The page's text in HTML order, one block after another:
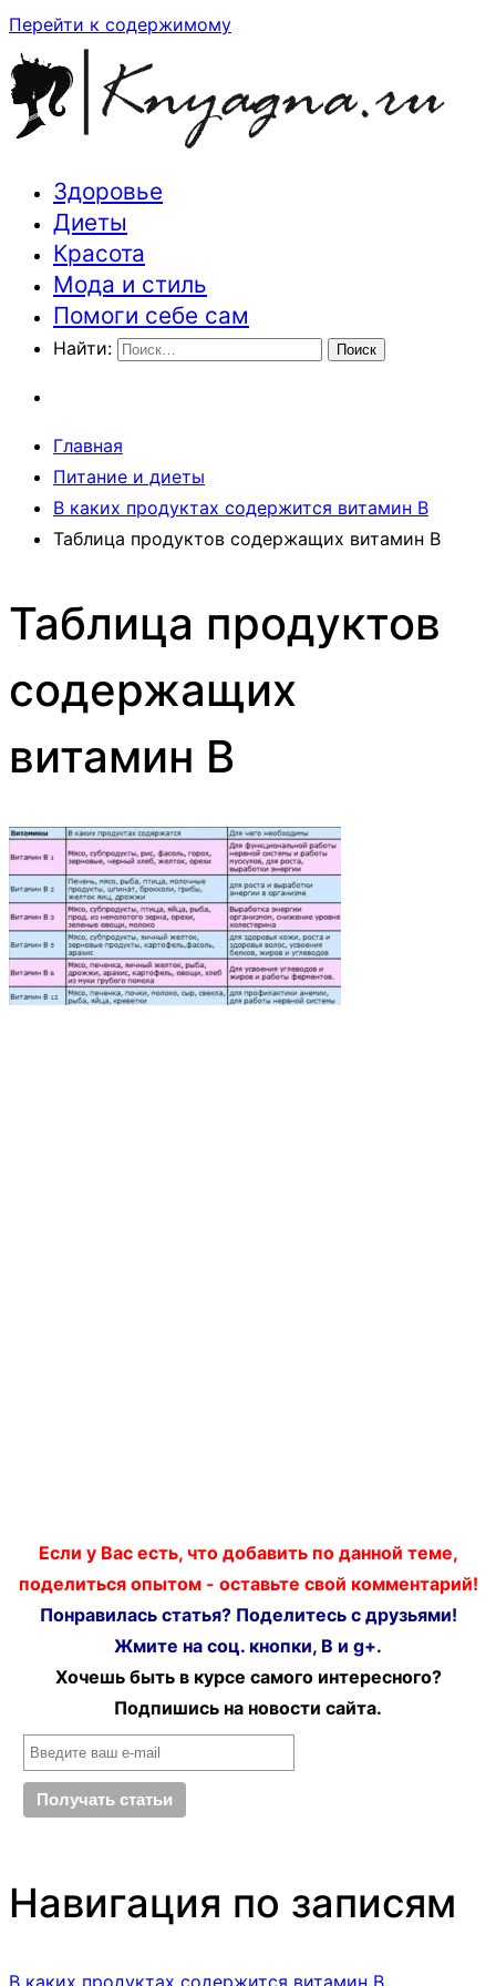
Перейти к содержимому
Траектория здоровья и красоты
Здоровье
Диеты
Красота
Мода и стиль
Помоги себе сам
Найти:
Главная
Питание и диеты
В каких продуктах содержится витамин В
Таблица продуктов содержащих витамин В
Таблица продуктов
содержащих
витамин В
Если у Вас есть, что добавить по данной теме,
поделиться опытом - оставьте свой комментарий!
Понравилась статья? Поделитесь с друзьями!
Жмите на соц. кнопки, В и g+.
Хочешь быть в курсе самого интересного?
Подпишись на новости сайта.
Навигация по записям